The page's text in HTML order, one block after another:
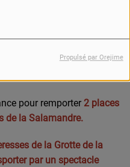
Propulsé par Orejime
pour remporter 2 places
de la Salamandre.
de la Grotte de la
par un spectacle